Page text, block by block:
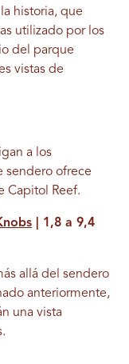
historia, que
utilizado por los
del parque
vistas de
a los
sendero ofrece
Capitol Reef.
| 1,8 a 9,4
allá del sendero
anteriormente,
una vista